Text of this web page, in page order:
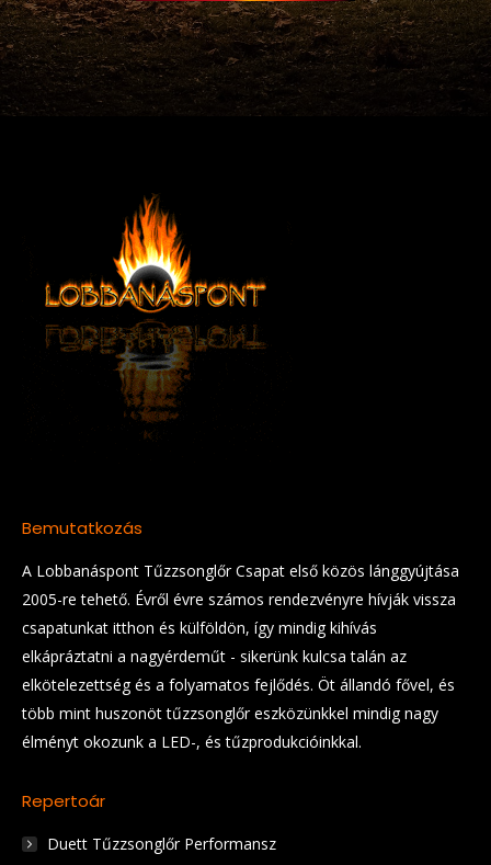
Bemutatkozás
A Lobbanáspont Tűzzsonglőr Csapat első közös lánggyújtása
2005-re tehető. Évről évre számos rendezvényre hívják vissza
csapatunkat itthon és külföldön, így mindig kihívás
elkápráztatni a nagyérdeműt - sikerünk kulcsa talán az
elkötelezettség és a folyamatos fejlődés. Öt állandó fővel, és
több mint huszonöt tűzzsonglőr eszközünkkel mindig nagy
élményt okozunk a LED-, és tűzprodukcióinkkal.
Repertoár
Duett Tűzzsonglőr Performansz